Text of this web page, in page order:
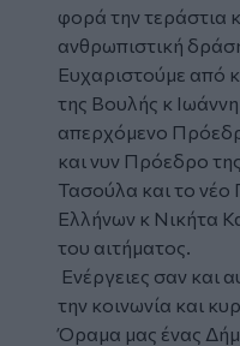
φορά την τεράστια
ανθρωπιστική
Ευχαριστούμε από
της Βουλής κ
απερχόμενο
και νυν Πρόεδρο
Τασούλα και το
Ελλήνων κ Νικήτα
του αιτήματος.
Ενέργειες σαν και
την κοινωνία και
Όραμα μας ένας